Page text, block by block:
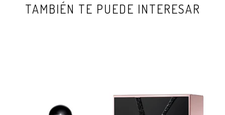
TAMBIÉN TE PUEDE INTERESAR